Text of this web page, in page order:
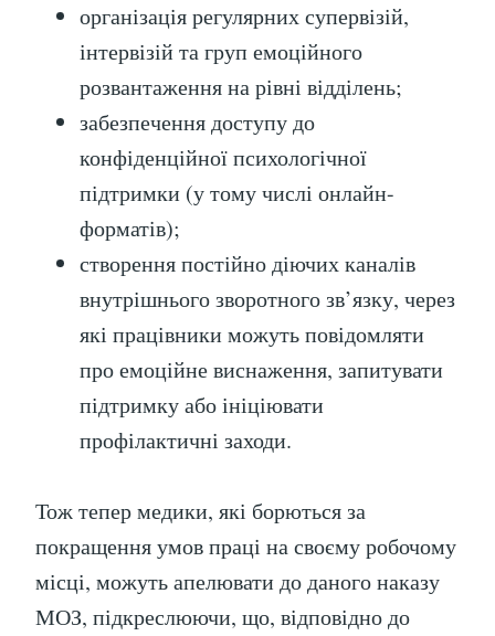
організація регулярних супервізій,
інтервізій та груп емоційного
розвантаження на рівні відділень;
забезпечення доступу до
конфіденційної психологічної
підтримки (у тому числі онлайн-
форматів);
створення постійно діючих каналів
внутрішнього зворотного зв’язку, через
які працівники можуть повідомляти
про емоційне виснаження, запитувати
підтримку або ініціювати
профілактичні заходи.
Тож тепер медики, які борються за
покращення умов праці на своєму робочому
місці, можуть апелювати до даного наказу
МОЗ, підкреслюючи, що, відповідно до